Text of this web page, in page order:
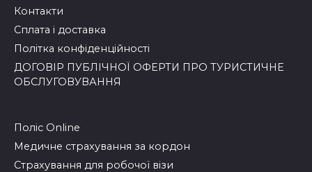
Контакти
Сплата і доставка
Політка конфіденційності
ДОГОВІР ПУБЛІЧНОЇ ОФЕРТИ ПРО ТУРИСТИЧНЕ
ОБСЛУГОВУВАННЯ
Поліс Online
Медичне страхування за кордон
Страхування для робочої візи